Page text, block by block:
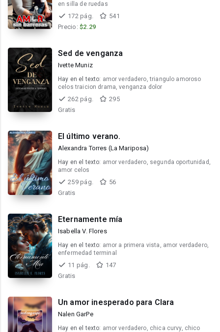
en silla de ruedas
172 pág.
541
Precio: $2.29
Sed de venganza
Ivette Muniz
Hay en el texto: amor verdadero, triangulo amoroso
celos traicion drama, venganza dolor
262 pág.
295
Gratis
El último verano.
Alexandra Torres (La Mariposa)
Hay en el texto: amor verdadero, segunda oportunidad,
amor celos
259 pág.
56
Gratis
Eternamente mía
Isabella V. Flores
Hay en el texto: amor a primera vista, amor verdadero,
enfermedad terminal
11 pág.
147
Gratis
Un amor inesperado para Clara
Nalen GarPe
Hay en el texto: amor verdadero, chica curvy, chico